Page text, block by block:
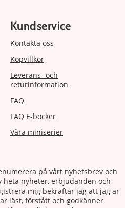
Kundservice
Kontakta oss
Köpvillkor
Leverans- och
returinformation
FAQ
FAQ E-böcker
Våra miniserier
på vårt nyhetsbrev och
nyheter, erbjudanden och
mig bekräftar jag att jag är
läst, förstått och godkänner